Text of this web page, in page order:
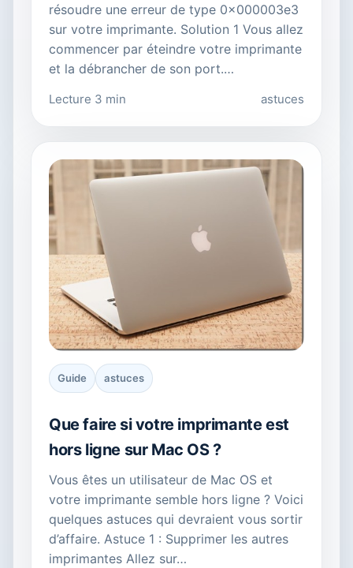
résoudre une erreur de type 0x000003e3
sur votre imprimante. Solution 1 Vous allez
commencer par éteindre votre imprimante
et la débrancher de son port.…
Lecture 3 min astuces
Guide astuces
Que faire si votre imprimante est
hors ligne sur Mac OS ?
Vous êtes un utilisateur de Mac OS et
votre imprimante semble hors ligne ? Voici
quelques astuces qui devraient vous sortir
d’affaire. Astuce 1 : Supprimer les autres
imprimantes Allez sur…